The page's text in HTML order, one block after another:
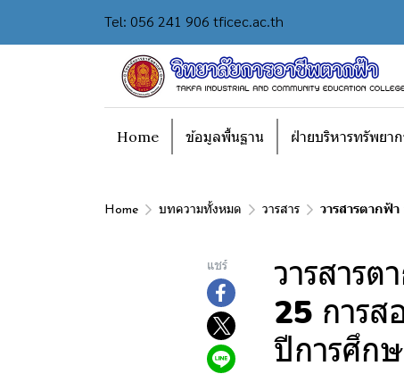
Tel: 056 241 906 tficec.ac.th
Home ข้อมูลพื้นฐาน ฝ่ายบริหารทรัพยา
Home บทความทั้งหมด วารสาร วารสารตากฟ้
แชร์
วารสาร
25 การ
ปีการศึก